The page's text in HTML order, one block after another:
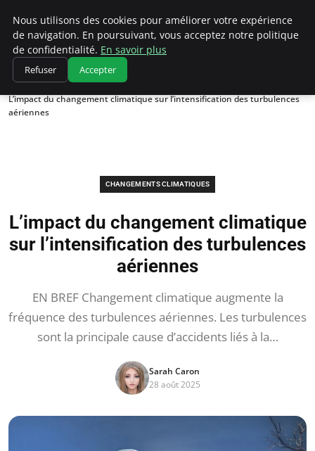
Climatedebtagents
Accueil
Changements climatiques
L’impact du changement climatique sur l’intensification des turbulences
aériennes
CHANGEMENTS CLIMATIQUES
L’impact du changement climatique
sur l’intensification des turbulences
aériennes
EN BREF Changement climatique augmente la
fréquence des turbulences aériennes. Les turbulences
sont la principale cause d’accidents liés à la…
Sarah Caron
28 août 2025
Nous utilisons des cookies pour améliorer votre expérience
de navigation. En poursuivant, vous acceptez notre politique
de confidentialité. En savoir plus
Refuser Accepter